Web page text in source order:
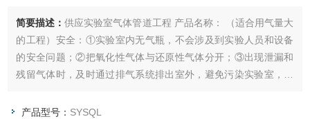
简要描述：供应实验室气体管道工程 产品名称： （适合用气量大
的工程）安全：①实验室内无气瓶，不会涉及到实验人员和设备
的安全问题；②把氧化性气体与还原性气体分开；③出现泄漏和
残留气体时，及时通过排气系统排出室外，避免污染实验室，保
产品型号： SYSQL